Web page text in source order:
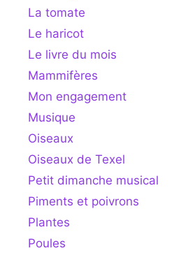
La tomate
Le haricot
Le livre du mois
Mammifères
Mon engagement
Musique
Oiseaux
Oiseaux de Texel
Petit dimanche musical
Piments et poivrons
Plantes
Poules